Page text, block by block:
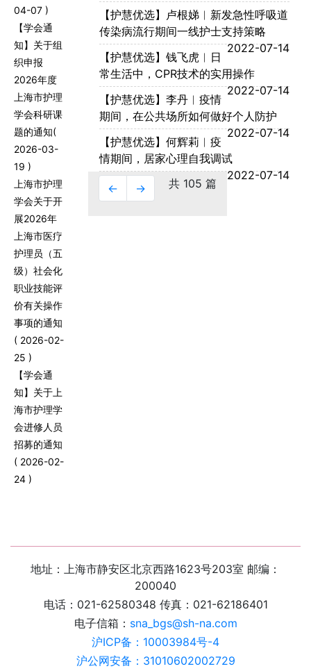
04-07 )
【学会通
知】关于组
织申报
2026年度
上海市护理
学会科研课
题的通知(
2026-03-
19 )
上海市护理
学会关于开
展2026年
上海市医疗
护理员（五
级）社会化
职业技能评
价有关操作
事项的通知
( 2026-02-
25 )
【学会通
知】关于上
海市护理学
会进修人员
招募的通知
( 2026-02-
24 )
【护慧优选】卢根娣︱新发急性呼吸道
传染病流行期间一线护士支持策略
2022-07-14
【护慧优选】钱飞虎︱日
常生活中，CPR技术的实用操作
2022-07-14
【护慧优选】李丹︱疫情
期间，在公共场所如何做好个人防护
2022-07-14
【护慧优选】何辉莉︱疫
情期间，居家心理自我调试
2022-07-14
←
→ 共 105 篇
地址：上海市静安区北京西路1623号203室 邮编：
200040
电话：021-62580348 传真：021-62186401
电子信箱： sna_bgs@sh-na.com
沪ICP备：10003984号-4
沪公网安备：31010602002729